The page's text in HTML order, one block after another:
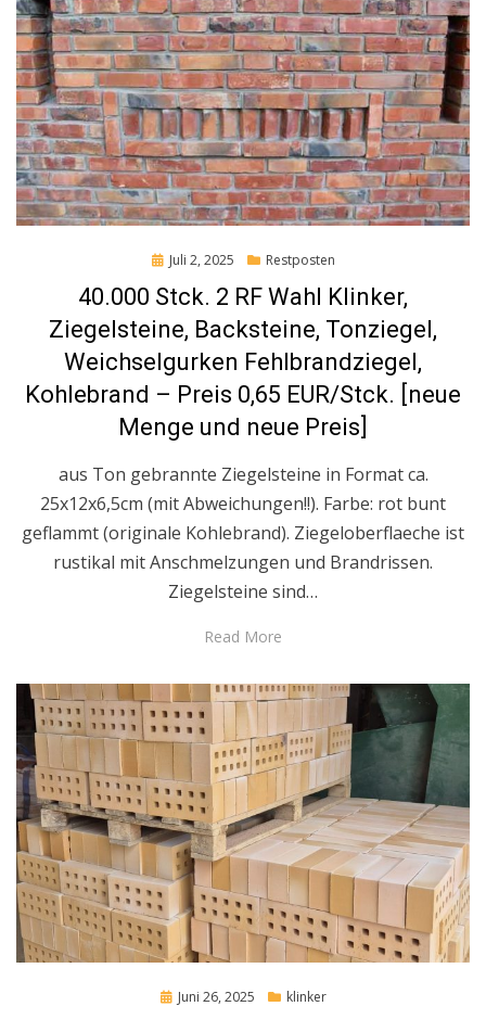
Posted
Juli 2, 2025 Restposten
40.000 Stck. 2 RF Wahl Klinker,
Ziegelsteine, Backsteine, Tonziegel,
Weichselgurken Fehlbrandziegel,
Kohlebrand – Preis 0,65 EUR/Stck. [neue
Menge und neue Preis]
aus Ton gebrannte Ziegelsteine in Format ca.
25x12x6,5cm (mit Abweichungen!!). Farbe: rot bunt
geflammt (originale Kohlebrand). Ziegeloberflaeche ist
rustikal mit Anschmelzungen und Brandrissen.
Ziegelsteine sind…
Read More
PostedJuni 26, 2025 klinker